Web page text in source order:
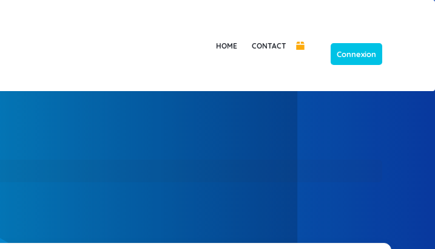
HOME CONTACT
Connexion